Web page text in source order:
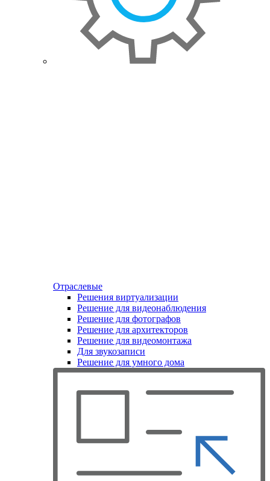
Отраслевые
Решения виртуализации
Решение для видеонаблюдения
Решение для фотографов
Решение для архитекторов
Решение для видеомонтажа
Для звукозаписи
Решение для умного дома